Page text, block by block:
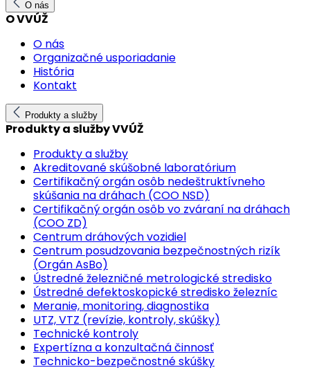
O nás
O VVÚŽ
O nás
Organizačné usporiadanie
História
Kontakt
Produkty a služby
Produkty a služby VVÚŽ
Produkty a služby
Akreditované skúšobné laboratórium
Certifikačný orgán osôb nedeštruktívneho
skúšania na dráhach (COO NSD)
Certifikačný orgán osôb vo zváraní na dráhach
(COO ZD)
Centrum dráhových vozidiel
Centrum posudzovania bezpečnostných rizík
(Orgán AsBo)
Ústredné železničné metrologické stredisko
Ústredné defektoskopické stredisko železníc
Meranie, monitoring, diagnostika
UTZ, VTZ (revízie, kontroly, skúšky)
Technické kontroly
Expertízna a konzultačná činnosť
Technicko-bezpečnostné skúšky